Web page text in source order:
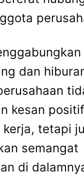
dan
kesan positif
kerja, tetapi
semangat
di